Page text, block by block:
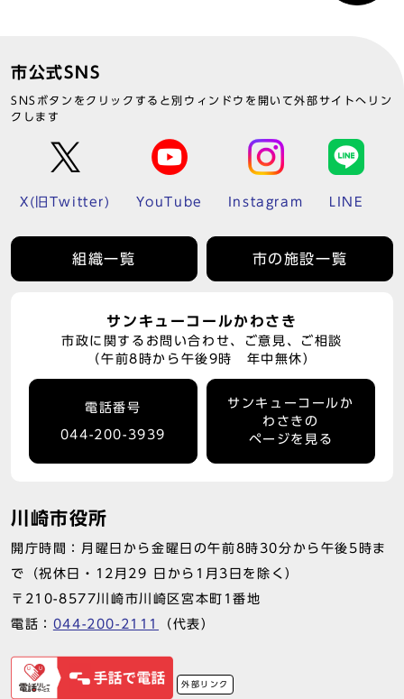
市公式SNS
SNSボタンをクリックすると別ウィンドウを開いて外部サイトへリン
クします
X(旧Twitter) YouTube Instagram LINE
組織一覧 市の施設一覧
サンキューコールかわさき
市政に関するお問い合わせ、ご意見、ご相談
（午前8時から午後9時 年中無休）
電話番号
044-200-3939
サンキューコールか
わさきの
ページを見る
川崎市役所
開庁時間：月曜日から金曜日の午前8時30分から午後5時ま
で（祝休日・12月29 日から1月3日を除く）
〒210-8577川崎市川崎区宮本町1番地
電話： 044-200-2111 （代表）
外部リンク